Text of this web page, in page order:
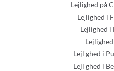
Lejlighed på
Lejlighed i
Lejlighed i
Lejlighed i
Lejlighed i